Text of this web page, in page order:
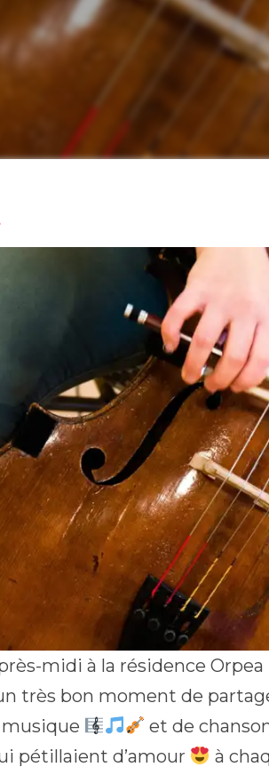
midi à la résidence Orpea
très bon moment de
et de
pétillaient d’amour
à